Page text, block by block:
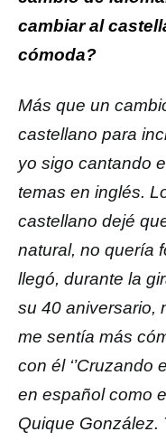
cambiar al
cómoda?
Más que un
castellano para
yo sigo cantando
temas en inglés.
castellano dejé
natural, no quería
llegó, durante la
su 40 aniversario,
me sentía más
con él ‘’Cruzando
en español como
Quique González.